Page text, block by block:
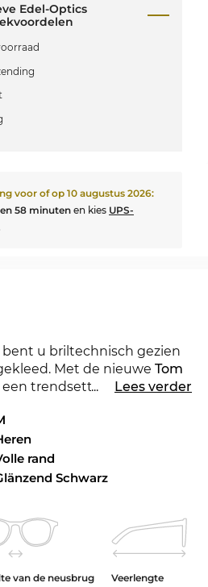
Edel-Optics
voor of op 10 augustus 2026:
en 58 minuten en kies UPS-
u briltechnisch gezien
Met de nieuwe Tom
een trendsetter bent. Voor
de toon voor 2024.
richt zich hier
. Het compromisloze
Als u nu besteld met de
dan kunnen we u het
paradijs is voor
... Lees verder
rand
Schwarz
van de neusbrug Veerlengte